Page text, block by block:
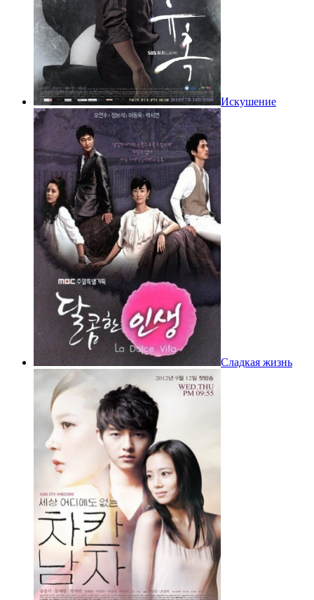
Искушение
Сладкая жизнь